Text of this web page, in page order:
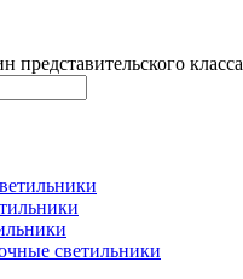
представительского класса
светильники